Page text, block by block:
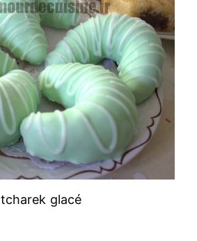
tcharek glacé